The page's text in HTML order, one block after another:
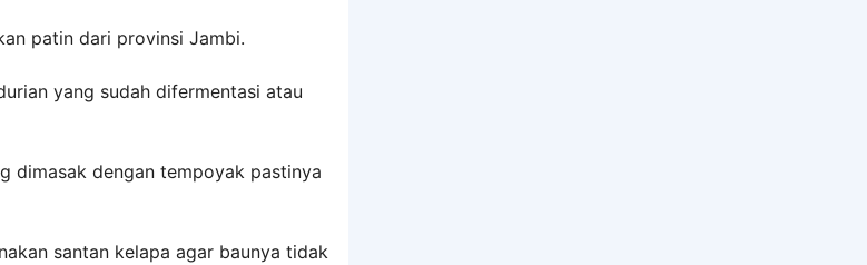
patin dari provinsi Jambi.
yang sudah difermentasi atau
dimasak dengan tempoyak pastinya
santan kelapa agar baunya tidak